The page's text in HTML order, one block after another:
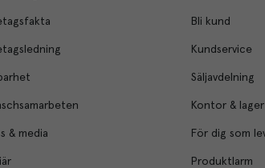
& media
Bli kund
Kundservice
Säljavdelning
Kontor & lager
För dig som
Produktlarm